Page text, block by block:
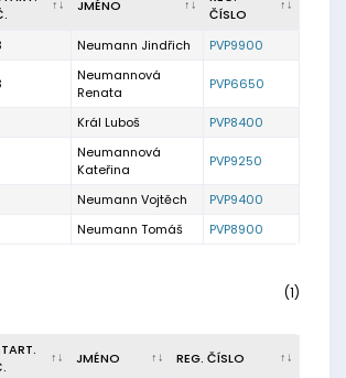
JMÉNO
ČÍSLO
Neumann Jindřich PVP9900
Neumannová
Renata
PVP6650
Král Luboš PVP8400
Neumannová
Kateřina
PVP9250
Neumann Vojtěch
PVP9400
Neumann Tomáš PVP8900
(1)
JMÉNO REG. ČÍSLO